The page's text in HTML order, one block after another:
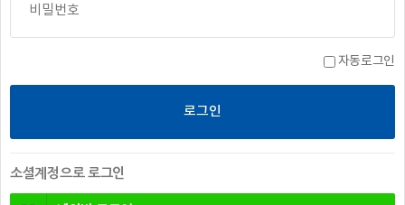
자동로그인
소셜계정으로 로그인